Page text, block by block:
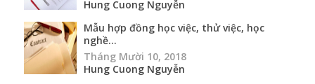
Hung Cuong Nguyễn
Mẫu hợp đồng học việc, thử việc, học
nghề...
Tháng Mười 10, 2018
Hung Cuong Nguyễn